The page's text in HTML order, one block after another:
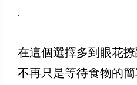
.
在這個選擇多到眼花撩
不再只是等待食物的